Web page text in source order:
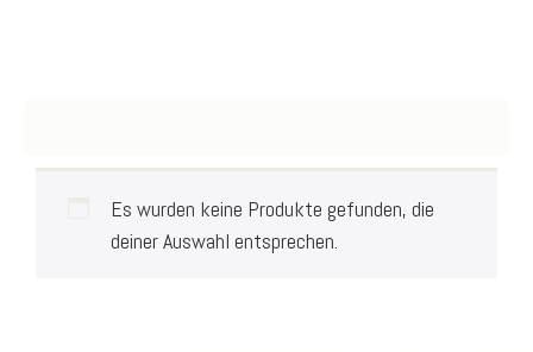
Es wurden keine Produkte gefunden, die
deiner Auswahl entsprechen.